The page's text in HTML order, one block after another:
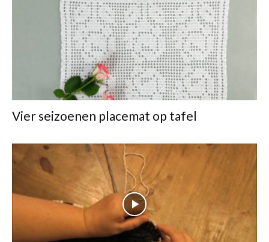
Vier seizoenen placemat op tafel